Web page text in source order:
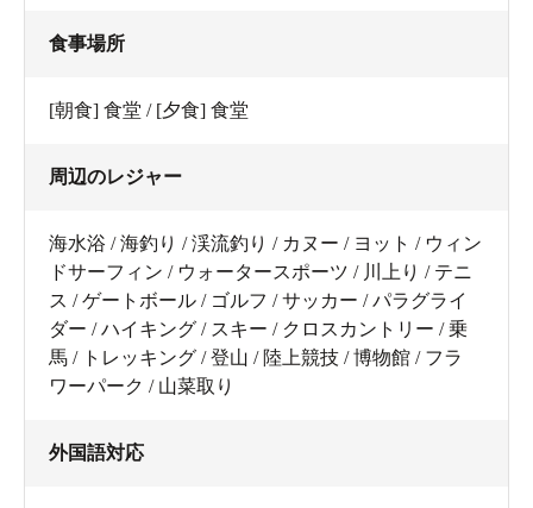
食事場所
[朝食] 食堂 / [夕食] 食堂
周辺のレジャー
海水浴 / 海釣り / 渓流釣り / カヌー / ヨット / ウィン
ドサーフィン / ウォータースポーツ / 川上り / テニ
ス / ゲートボール / ゴルフ / サッカー / パラグライ
ダー / ハイキング / スキー / クロスカントリー / 乗
馬 / トレッキング / 登山 / 陸上競技 / 博物館 / フラ
ワーパーク / 山菜取り
外国語対応